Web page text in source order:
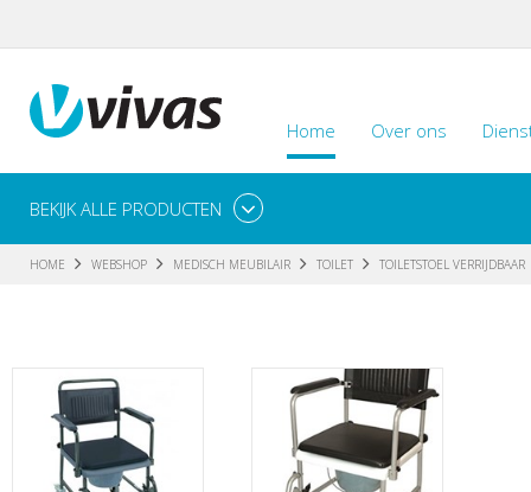
Home Over ons
BEKIJK ALLE PRODUCTEN
HOME WEBSHOP MEDISCH MEUBILAIR TOILET TOILETSTOEL VERRIJDBAAR